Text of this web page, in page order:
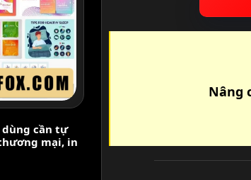
cần tự
mại, in
Nâng